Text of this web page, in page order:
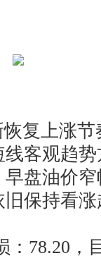
上涨节
客观趋
盘油价
保持看
78.20，